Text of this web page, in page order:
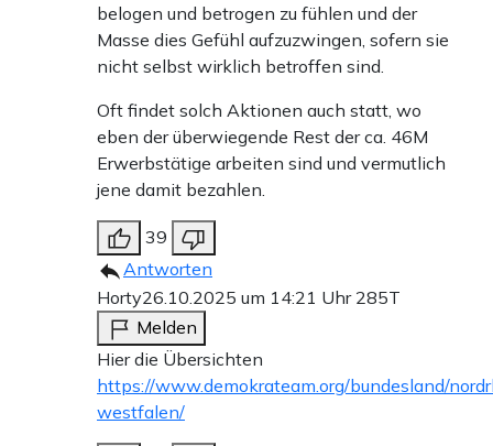
belogen und betrogen zu fühlen und der
Masse dies Gefühl aufzuzwingen, sofern sie
nicht selbst wirklich betroffen sind.
Oft findet solch Aktionen auch statt, wo
eben der überwiegende Rest der ca. 46M
Erwerbstätige arbeiten sind und vermutlich
jene damit bezahlen.
39
Antworten
Horty26.10.2025 um 14:21 Uhr 285T
Melden
Hier die Übersichten
https://www.demokrateam.org/bundesland/
westfalen/